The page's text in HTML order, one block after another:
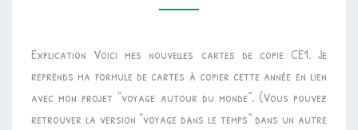
COPIE
DU
MONDE”
Explication Voici mes nouvelles cartes de copie CE1. Je
reprends ma formule de cartes à copier cette année en lien
avec mon projet “voyage autour du monde”. (Vous pouvez
retrouver la version “voyage dans le temps” dans un autre